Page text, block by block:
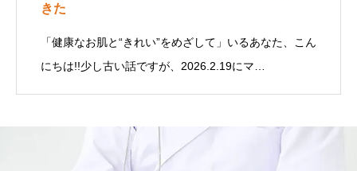
きた
「健康なお肌と“きれい”をめざして」いるあなた、こん
にちは!!少し古い話ですが、2026.2.19にマ…